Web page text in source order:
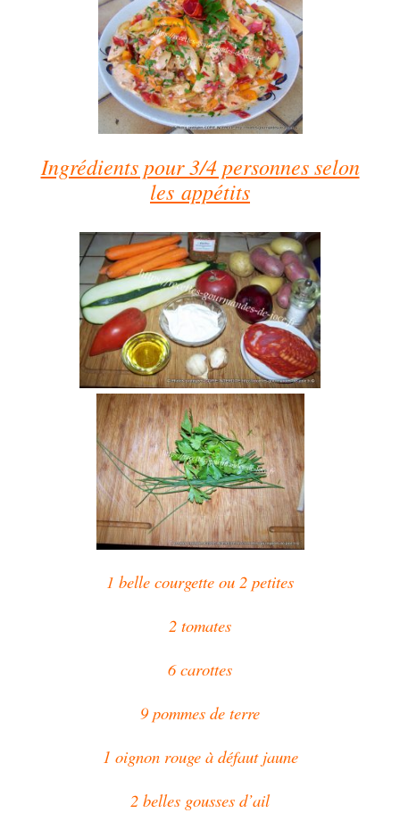
Ingrédients pour 3/4 personnes selon
les appétits
1 belle courgette ou 2 petites
2 tomates
6 carottes
9 pommes de terre
1 oignon rouge à défaut jaune
2 belles gousses d’ail